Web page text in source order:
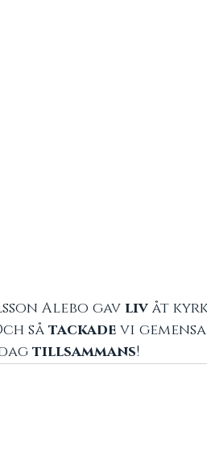
Alebo gav liv åt
så tackade vi
tillsammans!